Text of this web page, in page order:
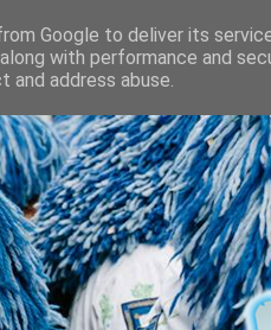
Google to deliver its
with performance and
address abuse.